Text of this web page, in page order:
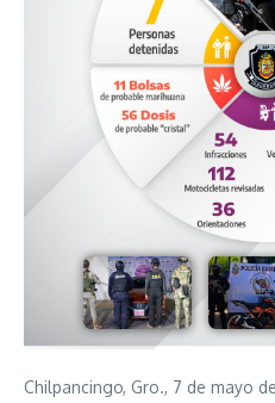
Chilpancingo, Gro., 7 de mayo